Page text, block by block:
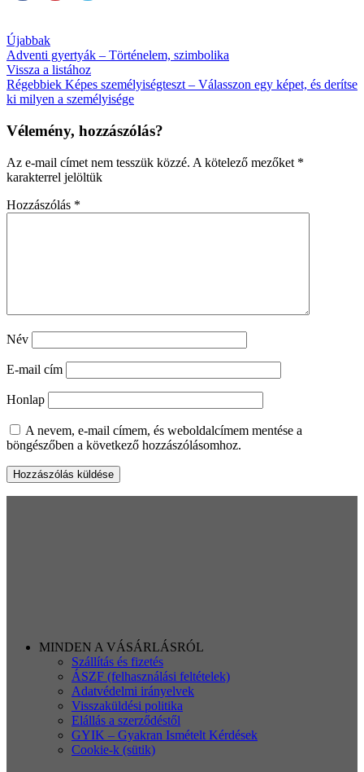
Újabbak
Adventi gyertyák – Történelem, szimbolika
Vissza a listához
Régebbiek Képes személyiségteszt – Válasszon egy képet, és derítse
ki milyen a személyisége
Vélemény, hozzászólás?
Az e-mail címet nem tesszük közzé. A kötelező mezőket *
karakterrel jelöltük
Hozzászólás *
Név
E-mail cím
Honlap
A nevem, e-mail címem, és weboldalcímem mentése a
böngészőben a következő hozzászólásomhoz.
MINDEN A VÁSÁRLÁSRÓL
Szállítás és fizetés
ÁSZF (felhasználási feltételek)
Adatvédelmi irányelvek
Visszaküldési politika
Elállás a szerződéstől
GYIK – Gyakran Ismételt Kérdések
Cookie-k (sütik)